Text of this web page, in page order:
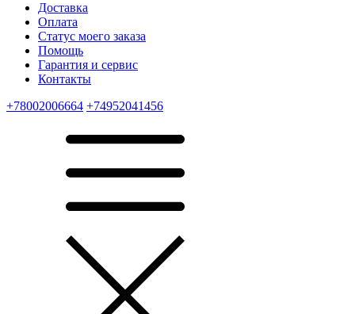
Доставка
Оплата
Статус моего заказа
Помощь
Гарантия и сервис
Контакты
+78002006664 +74952041456